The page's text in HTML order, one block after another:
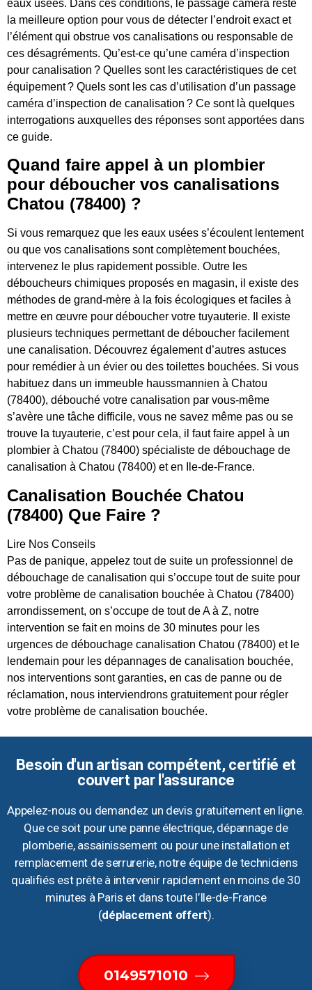
eaux usées. Dans ces conditions, le passage caméra reste
la meilleure option pour vous de détecter l’endroit exact et
l’élément qui obstrue vos canalisations ou responsable de
ces désagréments. Qu’est-ce qu’une caméra d’inspection
pour canalisation ? Quelles sont les caractéristiques de cet
équipement ? Quels sont les cas d’utilisation d’un passage
caméra d’inspection de canalisation ? Ce sont là quelques
interrogations auxquelles des réponses sont apportées dans
ce guide.
Quand faire appel à un plombier
pour déboucher vos canalisations
Chatou (78400) ?
Si vous remarquez que les eaux usées s’écoulent lentement
ou que vos canalisations sont complètement bouchées,
intervenez le plus rapidement possible. Outre les
déboucheurs chimiques proposés en magasin, il existe des
méthodes de grand-mère à la fois écologiques et faciles à
mettre en œuvre pour déboucher votre tuyauterie. Il existe
plusieurs techniques permettant de déboucher facilement
une canalisation. Découvrez également d’autres astuces
pour remédier à un évier ou des toilettes bouchées. Si vous
habituez dans un immeuble haussmannien à Chatou
(78400), débouché votre canalisation par vous-même
s’avère une tâche difficile, vous ne savez même pas ou se
trouve la tuyauterie, c’est pour cela, il faut faire appel à un
plombier à Chatou (78400) spécialiste de débouchage de
canalisation à Chatou (78400) et en Ile-de-France.
Canalisation Bouchée Chatou
(78400) Que Faire ?
Lire Nos Conseils
Pas de panique, appelez tout de suite un professionnel de
débouchage de canalisation qui s’occupe tout de suite pour
votre problème de canalisation bouchée à Chatou (78400)
arrondissement, on s’occupe de tout de A à Z, notre
intervention se fait en moins de 30 minutes pour les
urgences de débouchage canalisation Chatou (78400) et le
lendemain pour les dépannages de canalisation bouchée,
nos interventions sont garanties, en cas de panne ou de
réclamation, nous interviendrons gratuitement pour régler
votre problème de canalisation bouchée.
Besoin d'un artisan compétent, certifié et
couvert par l'assurance
Appelez-nous ou demandez un devis gratuitement en ligne.
Que ce soit pour une panne électrique, dépannage de
plomberie, assainissement ou pour une installation et
remplacement de serrurerie, notre équipe de techniciens
qualifiés est prête à intervenir rapidement en moins de 30
minutes à Paris et dans toute l’Ile-de-France
(déplacement offert).
0149571010